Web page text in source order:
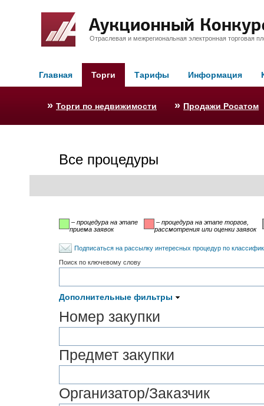
Отраслевая и межрегиональная электронная торговая
Главная Торги Тарифы Информация
» Торги по недвижимости » Продажи Росатом
Все процедуры
– процедура на этапе
приема заявок
– процедура на этапе торгов,
рассмотрения или оценки заявок
Подписаться на рассылку интересных процедур по
Поиск по ключевому слову
Дополнительные фильтры
Номер закупки
Предмет закупки
Организатор/Заказчик